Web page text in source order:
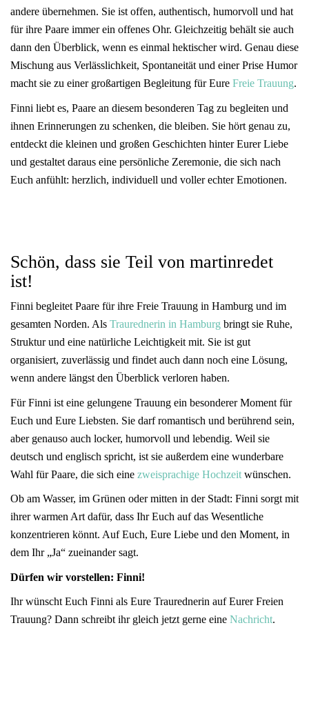
andere übernehmen. Sie ist offen, authentisch, humorvoll und hat
für ihre Paare immer ein offenes Ohr. Gleichzeitig behält sie auch
dann den Überblick, wenn es einmal hektischer wird. Genau diese
Mischung aus Verlässlichkeit, Spontaneität und einer Prise Humor
macht sie zu einer großartigen Begleitung für Eure Freie Trauung.
Finni liebt es, Paare an diesem besonderen Tag zu begleiten und
ihnen Erinnerungen zu schenken, die bleiben. Sie hört genau zu,
entdeckt die kleinen und großen Geschichten hinter Eurer Liebe
und gestaltet daraus eine persönliche Zeremonie, die sich nach
Euch anfühlt: herzlich, individuell und voller echter Emotionen.
Schön, dass sie Teil von martinredet
ist!
​Finni begleitet Paare für ihre Freie Trauung in Hamburg und im
gesamten Norden. Als Traurednerin in Hamburg bringt sie Ruhe,
Struktur und eine natürliche Leichtigkeit mit. Sie ist gut
organisiert, zuverlässig und findet auch dann noch eine Lösung,
wenn andere längst den Überblick verloren haben.
Für Finni ist eine gelungene Trauung ein besonderer Moment für
Euch und Eure Liebsten. Sie darf romantisch und berührend sein,
aber genauso auch locker, humorvoll und lebendig. Weil sie
deutsch und englisch spricht, ist sie außerdem eine wunderbare
Wahl für Paare, die sich eine zweisprachige Hochzeit wünschen.
Ob am Wasser, im Grünen oder mitten in der Stadt: Finni sorgt mit
ihrer warmen Art dafür, dass Ihr Euch auf das Wesentliche
konzentrieren könnt. Auf Euch, Eure Liebe und den Moment, in
dem Ihr „Ja“ zueinander sagt.
Dürfen wir vorstellen: Finni!
Ihr wünscht Euch Finni als Eure Traurednerin auf Eurer Freien
Trauung? Dann schreibt ihr gleich jetzt gerne eine Nachricht.